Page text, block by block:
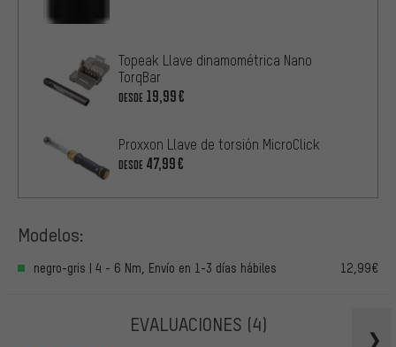
Topeak Llave dinamométrica Nano
TorqBar
DESDE 19,99€
Proxxon Llave de torsión MicroClick
DESDE 47,99€
Modelos:
negro-gris | 4 - 6 Nm, Envío en 1-3 días hábiles 12,99€
EVALUACIONES (4)